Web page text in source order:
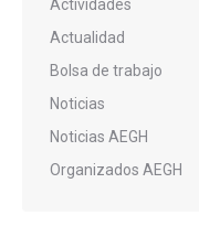
Actividades
Actualidad
Bolsa de trabajo
Noticias
Noticias AEGH
Organizados AEGH